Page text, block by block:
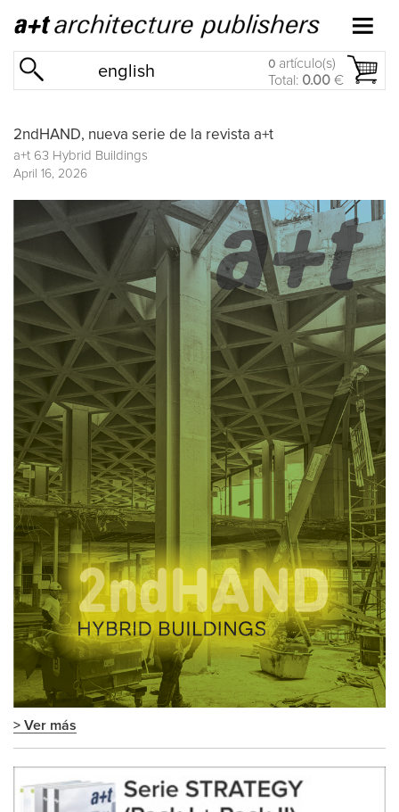
english 0 artículo(s)
Total: 0.00 €
2ndHAND, nueva serie de la revista a+t
a+t 63 Hybrid Buildings
April 16, 2026
> Ver más